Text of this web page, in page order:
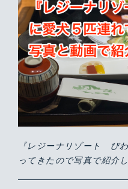
『レジーナリゾート び
ってきたので写真で紹介